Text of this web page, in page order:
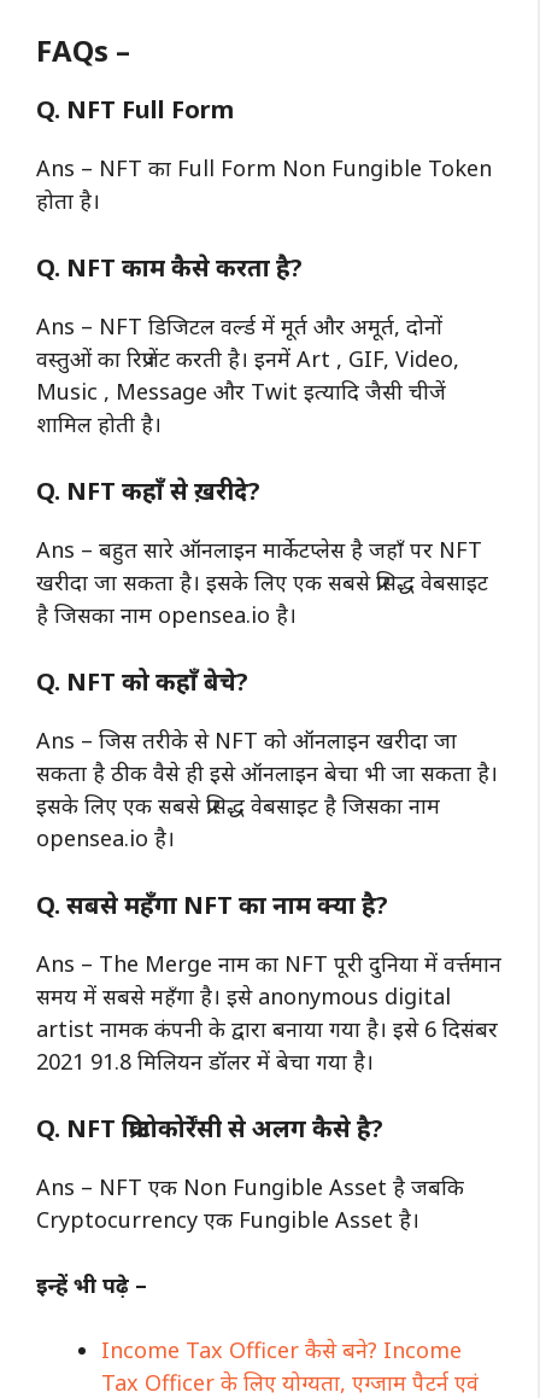
FAQs –
Q. NFT Full Form
Ans – NFT का Full Form Non Fungible Token
होता है।
Q. NFT काम कैसे करता है?
Ans – NFT डिजिटल वर्ल्ड में मूर्त और अमूर्त, दोनों
वस्तुओं का रिप्रजेंट करती है। इनमें Art , GIF, Video,
Music , Message और Twit इत्यादि जैसी चीजें
शामिल होती है।
Q. NFT कहाँ से ख़रीदे?
Ans – बहुत सारे ऑनलाइन मार्केटप्लेस है जहाँ पर NFT
खरीदा जा सकता है। इसके लिए एक सबसे प्रसिद्ध वेबसाइट
है जिसका नाम opensea.io है।
Q. NFT को कहाँ बेचे?
Ans – जिस तरीके से NFT को ऑनलाइन खरीदा जा
सकता है ठीक वैसे ही इसे ऑनलाइन बेचा भी जा सकता है।
इसके लिए एक सबसे प्रसिद्ध वेबसाइट है जिसका नाम
opensea.io है।
Q. सबसे महँगा NFT का नाम क्या है?
Ans – The Merge नाम का NFT पूरी दुनिया में वर्त्तमान
समय में सबसे महँगा है। इसे anonymous digital
artist नामक कंपनी के द्वारा बनाया गया है। इसे 6 दिसंबर
2021 91.8 मिलियन डॉलर में बेचा गया है।
Q. NFT क्रिप्टोकोर्रेंसी से अलग कैसे है?
Ans – NFT एक Non Fungible Asset है जबकि
Cryptocurrency एक Fungible Asset है।
इन्हें भी पढ़े –
Income Tax Officer कैसे बने? Income
Tax Officer के लिए योग्यता, एग्जाम पैटर्न एवं